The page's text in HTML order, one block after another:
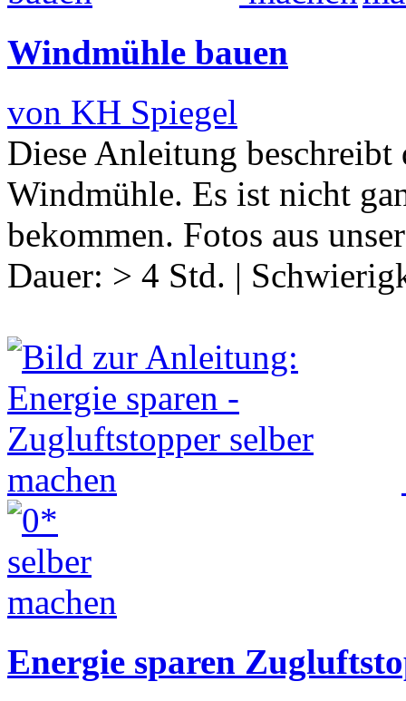
Windmühle bauen
von KH Spiegel
Diese Anleitung beschreibt
Windmühle. Es ist nicht
bekommen. Fotos aus
Dauer: > 4 Std. |
Energie sparen